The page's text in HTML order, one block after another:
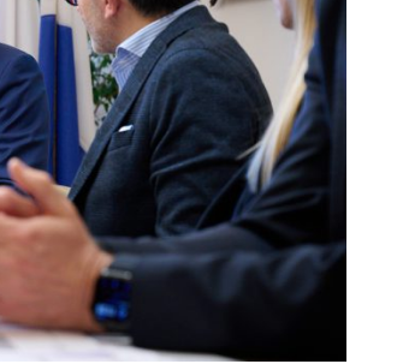
PRIMO IN ITALIA.
PRESENTAZIONE DEL
MICROSCOPIO
LASER A CASCATA